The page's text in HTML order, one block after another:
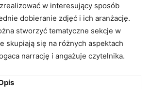
w interesujący sposób⁢
dobieranie zdjęć i ich aranżację.​
stworzyć tematyczne sekcje w
skupiają się na różnych aspektach
narrację i angażuje czytelnika.